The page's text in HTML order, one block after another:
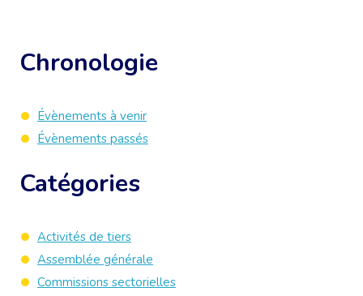
Chronologie
Évènements à venir
Évènements passés
Catégories
Activités de tiers
Assemblée générale
Commissions sectorielles